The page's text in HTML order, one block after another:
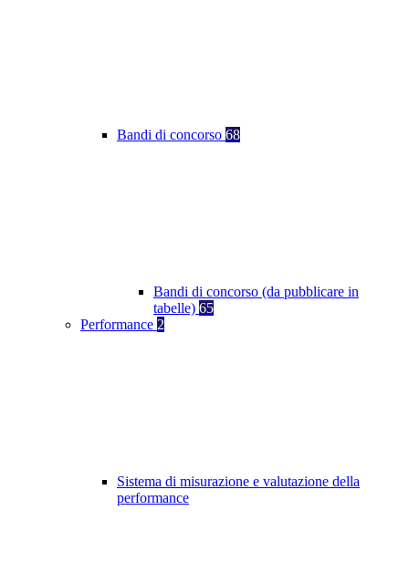
Bandi di concorso 68
Bandi di concorso (da pubblicare in
tabelle) 65
Performance 2
Sistema di misurazione e valutazione della
performance